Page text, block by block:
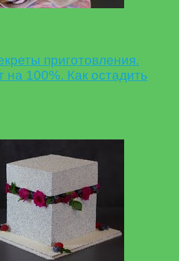
приготовления.
на 100%. Как остадить